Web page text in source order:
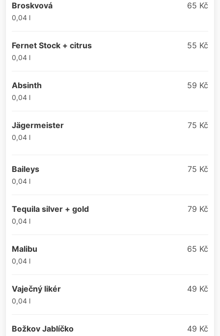
Broskvová 65 Kč
0,04 l
Fernet Stock + citrus 55 Kč
0,04 l
Absinth 59 Kč
0,04 l
Jägermeister 75 Kč
0,04 l
Baileys 75 Kč
0,04 l
Tequila silver + gold 79 Kč
0,04 l
Malibu 65 Kč
0,04 l
Vaječný likér 49 Kč
0,04 l
Božkov Jablíčko 49 Kč